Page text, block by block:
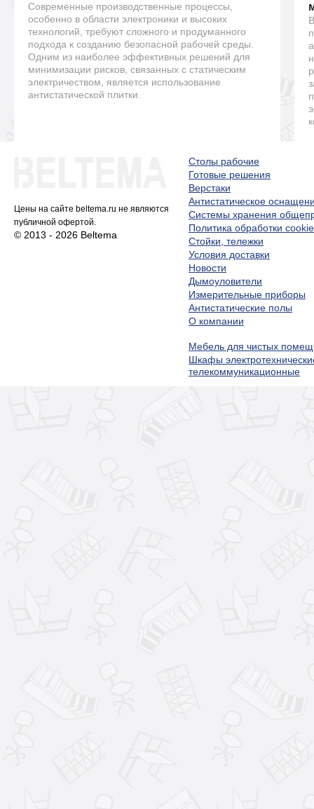
Современные производственные процессы,
особенно в области электроники и высоких
технологий, требуют сложного и продуманного
подхода к созданию безопасной рабочей среды.
Одним из наиболее эффективных решений для
минимизации рисков, связанных с статическим
электричеством, является использование
антистатической плитки.
Цены на сайте beltema.ru не являются
публичной офертой.
© 2013 - 2026 Beltema
Столы рабочие
Готовые решения
Верстаки
Антистатическое
Системы хранения
Политика обработки cookie
Стойки, тележки
Условия доставки
Новости
Дымоуловители
Измерительные приборы
Антистатические полы
О компании
Мебель для чистых
Шкафы
телекоммуникационные